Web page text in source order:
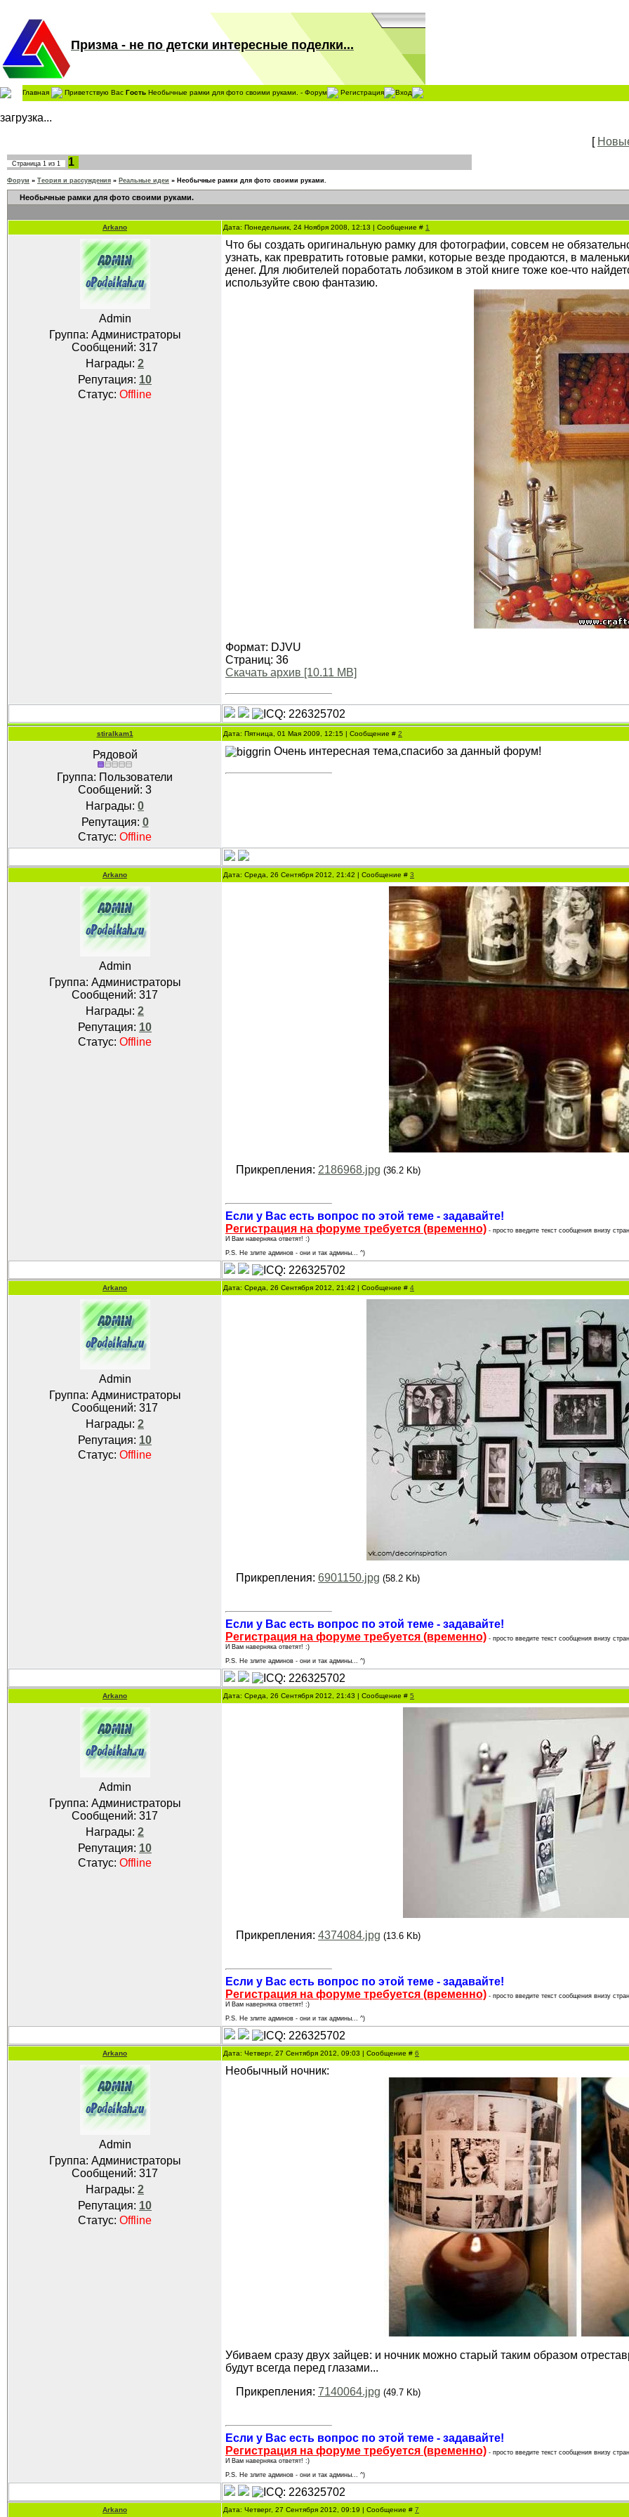
Призма - не по детски интересные поделки...
Главная Приветствую Вас Гость Необычные рамки для фото своими руками. - Форум Регистрация Вход
загрузка...
[
Страница 1 из 1 1
Форум » Теория и рассуждения » Реальные идеи » Необычные рамки для фото своими руками.
Необычные рамки для фото своими руками.
Arkano Дата: Понедельник, 24 Ноября 2008, 12:13 | Сообщение # 1
Admin
Группа: Администраторы
Сообщений: 317
Награды: 2
Репутация: 10
Статус: Offline
Что бы создать оригинальную рамку для фотографии, совсем не
узнать, как превратить готовые рамки, которые везде продаются, в
денег. Для любителей поработать лобзиком в этой книге тоже кое-что
используйте свою фантазию.
Формат: DJVU
Страниц: 36
Скачать архив [10.11 MB]
stiralkam1 Дата: Пятница, 01 Мая 2009, 12:15 | Сообщение # 2
Рядовой
Группа: Пользователи
Сообщений: 3
Награды: 0
Репутация: 0
Статус: Offline
Очень интересная тема,спасибo за данный форум!
Arkano Дата: Среда, 26 Сентября 2012, 21:42 | Сообщение # 3
Admin
Группа: Администраторы
Сообщений: 317
Награды: 2
Репутация: 10
Статус: Offline
Прикрепления: 2186968.jpg (36.2 Kb)
Если у Вас есть вопрос по этой теме - задавайте!
Регистрация на форуме требуется (временно) - просто введите текст сообщения внизу
И Вам наверняка ответят! :)
P.S. Не злите админов - они и так админы... ^)
Arkano Дата: Среда, 26 Сентября 2012, 21:42 | Сообщение # 4
Admin
Группа: Администраторы
Сообщений: 317
Награды: 2
Репутация: 10
Статус: Offline
Прикрепления: 6901150.jpg (58.2 Kb)
Если у Вас есть вопрос по этой теме - задавайте!
Регистрация на форуме требуется (временно) - просто введите текст сообщения внизу
И Вам наверняка ответят! :)
P.S. Не злите админов - они и так админы... ^)
Arkano Дата: Среда, 26 Сентября 2012, 21:43 | Сообщение # 5
Admin
Группа: Администраторы
Сообщений: 317
Награды: 2
Репутация: 10
Статус: Offline
Прикрепления: 4374084.jpg (13.6 Kb)
Если у Вас есть вопрос по этой теме - задавайте!
Регистрация на форуме требуется (временно) - просто введите текст сообщения внизу
И Вам наверняка ответят! :)
P.S. Не злите админов - они и так админы... ^)
Arkano Дата: Четверг, 27 Сентября 2012, 09:03 | Сообщение # 6
Admin
Группа: Администраторы
Сообщений: 317
Награды: 2
Репутация: 10
Статус: Offline
Необычный ночник:
Убиваем сразу двух зайцев: и ночник можно старый таким образом
будут всегда перед глазами...
Прикрепления: 7140064.jpg (49.7 Kb)
Если у Вас есть вопрос по этой теме - задавайте!
Регистрация на форуме требуется (временно) - просто введите текст сообщения внизу
И Вам наверняка ответят! :)
P.S. Не злите админов - они и так админы... ^)
Arkano Дата: Четверг, 27 Сентября 2012, 09:19 | Сообщение # 7